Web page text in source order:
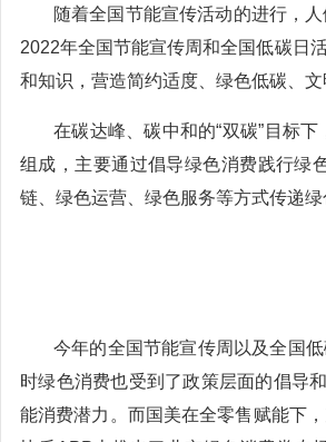
随着全国节能宣传活动的进行，
2022年全国节能宣传周和全国低碳日
和知识，营造简约适度、绿色低碳、
在碳达峰、碳中和的“双碳”目标
组成，主要通过倡导绿色消费践行绿
链、绿色运营、绿色服务等方式传递
今年的全国节能宣传周以及全国
时绿色消费也受到了政策层面的倡导
能消费潜力。而国美在全零售赋能下